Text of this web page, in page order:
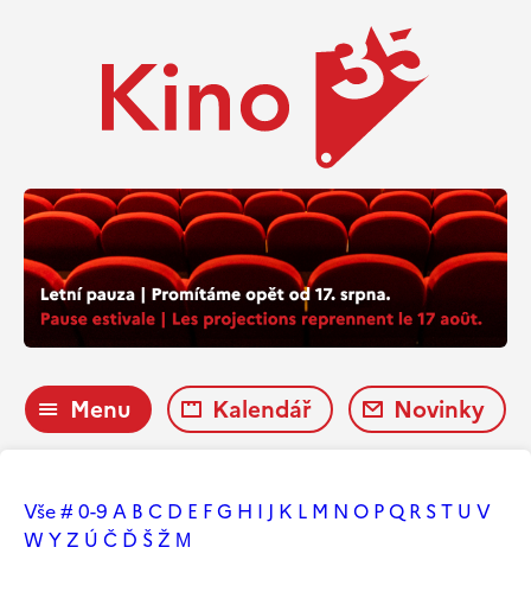
Menu Kalendář Novinky
Vše# 0-9 A B C D E FG H I J K L M N O PQ R ST U V
W YZ Ú Č Ď ŠŽ М